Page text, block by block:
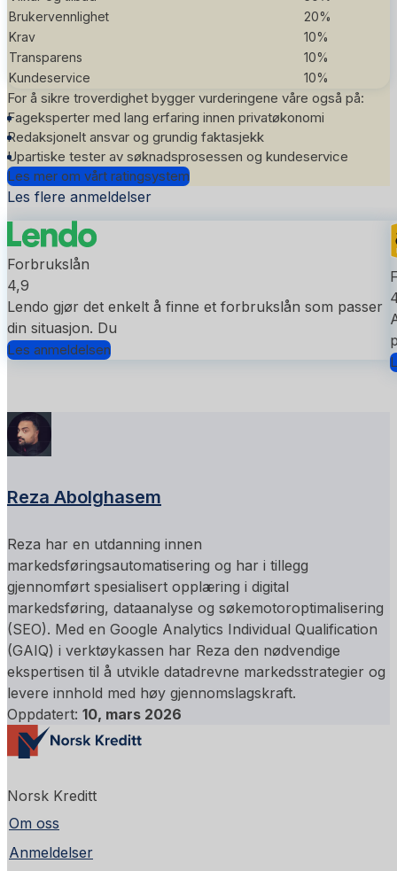
Brukervennlighet
20%
Krav
10%
Transparens
10%
Kundeservice
10%
For å sikre troverdighet bygger vurderingene våre også på:
Fageksperter med lang erfaring innen privatøkonomi
Redaksjonelt ansvar og grundig faktasjekk
Upartiske tester av søknadsprosessen og kundeservice
Les mer om vårt ratingsystem
Les flere anmeldelser
Forbrukslån
4,9
Lendo gjør det enkelt å finne et forbrukslån som passer
din situasjon. Du
Les anmeldelsen
Reza Abolghasem
Reza har en utdanning innen
markedsføringsautomatisering og har i tillegg
gjennomført spesialisert opplæring i digital
markedsføring, dataanalyse og søkemotoroptimalisering
(SEO). Med en Google Analytics Individual Qualification
(GAIQ) i verktøykassen har Reza den nødvendige
ekspertisen til å utvikle datadrevne markedsstrategier og
levere innhold med høy gjennomslagskraft.
Oppdatert: 10, mars 2026
Norsk Kreditt
Om oss
Anmeldelser